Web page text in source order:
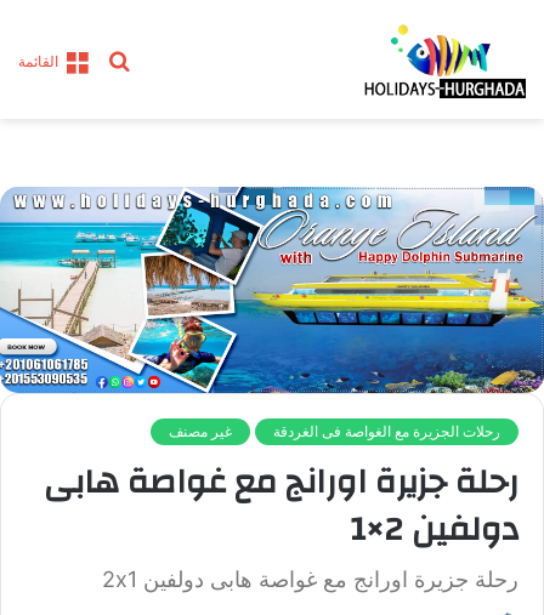
القائمة
بحث
رحلات الجزيرة مع الغواصة فى الغردقة غير مصنف
رحلة جزيرة اورانج مع غواصة هابى
دولفين 2×1
رحلة جزيرة اورانج مع غواصة هابى دولفين 2x1